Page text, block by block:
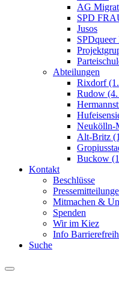
AG
SPD
Jusos
Abteilungen
Rixdorf
Rudow
Neukölln-
Alt-Britz
Buckow
Kontakt
Beschlüsse
Mitmachen &
Spenden
Wir im Kiez
Info
Suche
Menu